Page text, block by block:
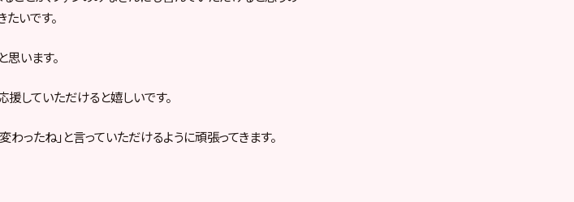
たいです。
います。
援していただけると嬉しいです。
ったね」と言っていただけるように頑張ってきます。